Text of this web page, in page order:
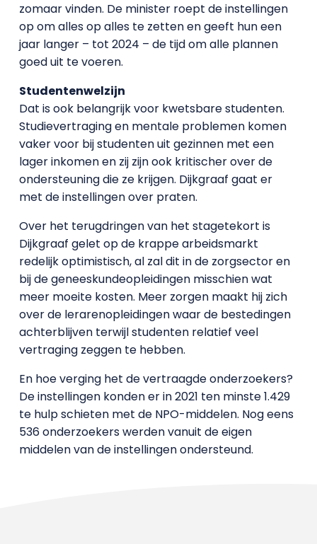
zomaar vinden. De minister roept de instellingen
op om alles op alles te zetten en geeft hun een
jaar langer – tot 2024 – de tijd om alle plannen
goed uit te voeren.
Studentenwelzijn
Dat is ook belangrijk voor kwetsbare studenten.
Studievertraging en mentale problemen komen
vaker voor bij studenten uit gezinnen met een
lager inkomen en zij zijn ook kritischer over de
ondersteuning die ze krijgen. Dijkgraaf gaat er
met de instellingen over praten.
Over het terugdringen van het stagetekort is
Dijkgraaf gelet op de krappe arbeidsmarkt
redelijk optimistisch, al zal dit in de zorgsector en
bij de geneeskundeopleidingen misschien wat
meer moeite kosten. Meer zorgen maakt hij zich
over de lerarenopleidingen waar de bestedingen
achterblijven terwijl studenten relatief veel
vertraging zeggen te hebben.
En hoe verging het de vertraagde onderzoekers?
De instellingen konden er in 2021 ten minste 1.429
te hulp schieten met de NPO-middelen. Nog eens
536 onderzoekers werden vanuit de eigen
middelen van de instellingen ondersteund.